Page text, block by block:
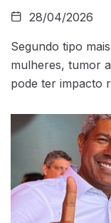
28/04/2026
Segundo tipo
mulheres, tumor
pode ter impacto